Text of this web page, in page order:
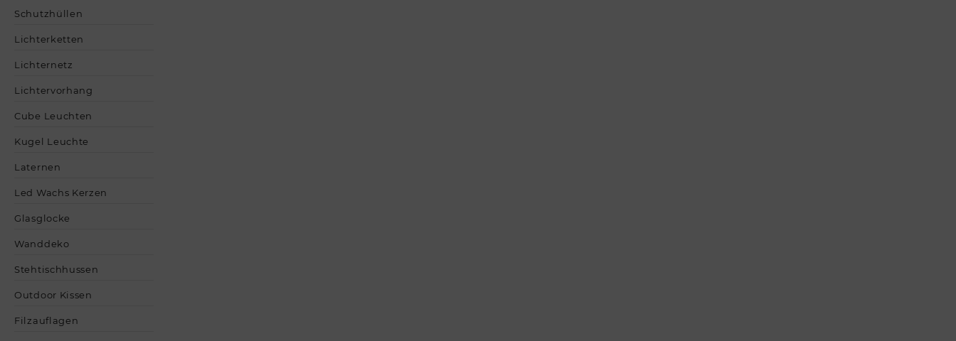
Schutzhüllen
Lichterketten
Lichternetz
Lichtervorhang
Cube Leuchten
Kugel Leuchte
Laternen
Led Wachs Kerzen
Glasglocke
Wanddeko
Stehtischhussen
Outdoor Kissen
Filzauflagen